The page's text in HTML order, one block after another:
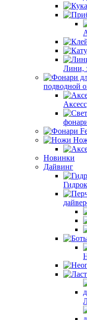
Лини,
подводной
Новинки
Дайвинг